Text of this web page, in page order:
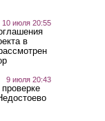
10 июля 20:55
в
9 июля 20:43